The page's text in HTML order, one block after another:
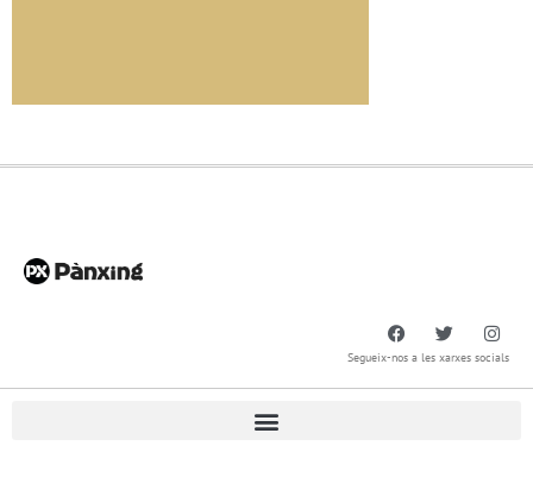
Segueix-nos a les xarxes socials